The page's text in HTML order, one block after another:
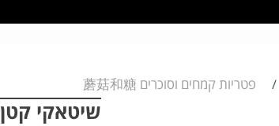
/ פטריות קמחים וסוכרים 蘑菇和糖
שיטאקי קטן 小香菇